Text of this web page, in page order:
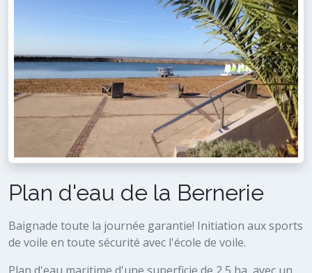
Plan d'eau de la Bernerie
Baignade toute la journée garantie! Initiation aux sports
de voile en toute sécurité avec l'école de voile.